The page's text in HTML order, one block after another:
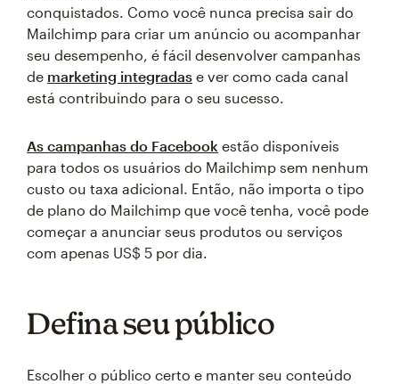
conquistados. Como você nunca precisa sair do
Mailchimp para criar um anúncio ou acompanhar
seu desempenho, é fácil desenvolver campanhas
de marketing integradas e ver como cada canal
está contribuindo para o seu sucesso.
As campanhas do Facebook estão disponíveis
para todos os usuários do Mailchimp sem nenhum
custo ou taxa adicional. Então, não importa o tipo
de plano do Mailchimp que você tenha, você pode
começar a anunciar seus produtos ou serviços
com apenas US$ 5 por dia.
Defina seu público
Escolher o público certo e manter seu conteúdo